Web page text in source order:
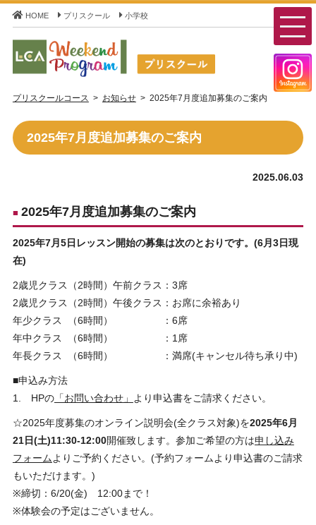
HOME プリスクール 小学校
LCA国際学園 プリスクールコース
プリスクールコース お知らせ 2025年7月度追加募集のご案内
2025年7月度追加募集のご案内
2025.06.03
2025年7月度追加募集のご案内
2025年7月5日レッスン開始の募集は次のとおりです。(6月3日現
在)
2歳児クラス（2時間）午前クラス：3席
2歳児クラス（2時間）午後クラス：お席に余裕あり
年少クラス （6時間） ：6席
年中クラス （6時間） ：1席
年長クラス （6時間） ：満席(キャンセル待ち承り中)
■申込み方法
1. HPの「お問い合わせ」 より申込書をご請求ください。
☆2025年度募集のオンライン説明会(全クラス対象)を2025年6月
21日(土)11:30-12:00開催致します。参加ご希望の方は申し込み
フォームよりご予約ください。(予約フォームより申込書のご請求
もいただけます。)
※締切：6/20(金) 12:00まで！
※体験会の予定はございません。